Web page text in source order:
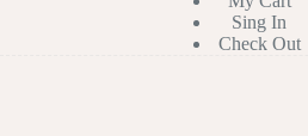
Sing In
Check Out